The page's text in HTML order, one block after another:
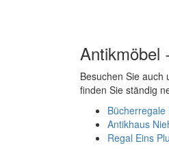
Antikmöbel
Besuchen Sie auch
finden Sie ständig
Bücherregale
Antikhaus
Regal Eins